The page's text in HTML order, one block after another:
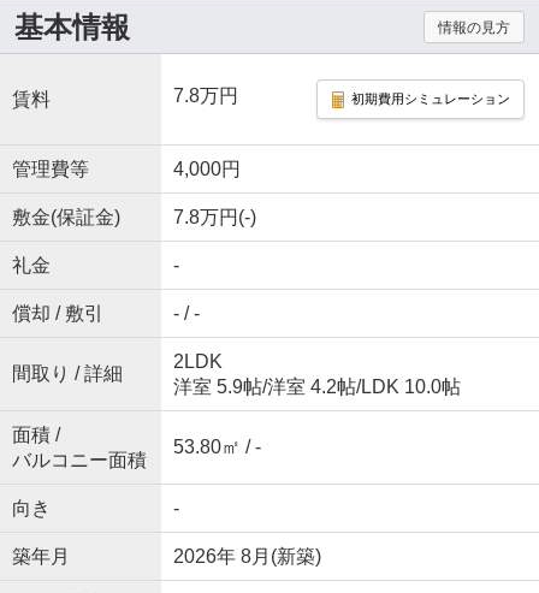
基本情報 情報の見方
賃料 7.8万円 初期費用シミュレーション
管理費等 4,000円
敷金(保証金) 7.8万円(-)
礼金 -
償却 / 敷引 - / -
間取り / 詳細
2LDK
洋室 5.9帖/洋室 4.2帖/LDK 10.0帖
面積 /
バルコニー面積
53.80㎡ / -
向き -
築年月 2026年 8月(新築)